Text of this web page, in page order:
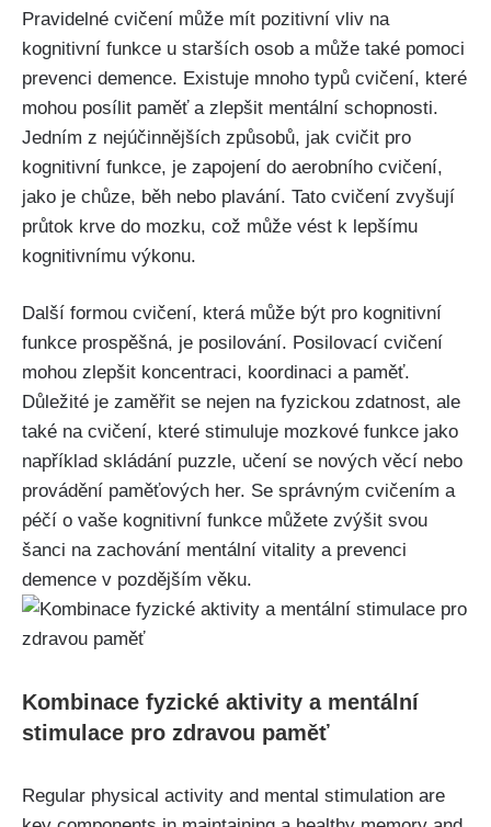
Pravidelné cvičení může mít pozitivní vliv na
kognitivní funkce u starších osob a může také pomoci
prevenci demence. Existuje mnoho typů cvičení, které
mohou posílit paměť a zlepšit mentální schopnosti.
Jedním z nejúčinnějších způsobů, jak cvičit pro
kognitivní funkce, je zapojení do aerobního cvičení,
jako je chůze, běh nebo plavání. Tato cvičení zvyšují
průtok krve do mozku, což může vést k lepšímu
kognitivnímu výkonu.
Další formou cvičení, která může být pro kognitivní
funkce prospěšná, je posilování. Posilovací cvičení
mohou zlepšit koncentraci, koordinaci a paměť.
Důležité je zaměřit se nejen na fyzickou zdatnost, ale
také na cvičení, které stimuluje mozkové funkce jako
například skládání puzzle, učení se nových věcí nebo
provádění paměťových her. Se správným cvičením a
péčí o vaše kognitivní funkce můžete zvýšit svou
šanci na zachování mentální vitality a prevenci
demence v pozdějším věku.
Kombinace fyzické aktivity a mentální
stimulace pro zdravou paměť
Regular physical activity and mental stimulation are